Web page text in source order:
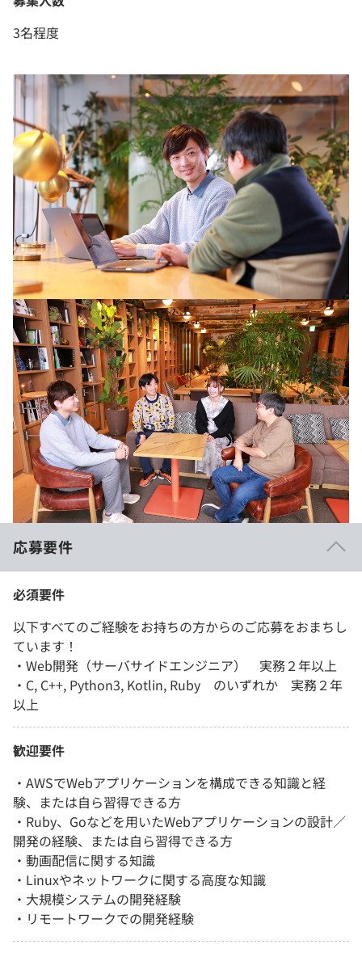
3名程度
応募要件
必須要件
以下すべてのご経験をお持ちの方からのご応募をおまちし
ています！
・Web開発（サーバサイドエンジニア） 実務２年以上
・C, C++, Python3, Kotlin, Ruby のいずれか 実務２年
以上
歓迎要件
・AWSでWebアプリケーションを構成できる知識と経
験、または自ら習得できる方
・Ruby、Goなどを用いたWebアプリケーションの設計／
開発の経験、または自ら習得できる方
・動画配信に関する知識
・Linuxやネットワークに関する高度な知識
・大規模システムの開発経験
・リモートワークでの開発経験